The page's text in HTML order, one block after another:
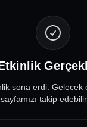
sona erdi. Gelecek
sayfamızı takip